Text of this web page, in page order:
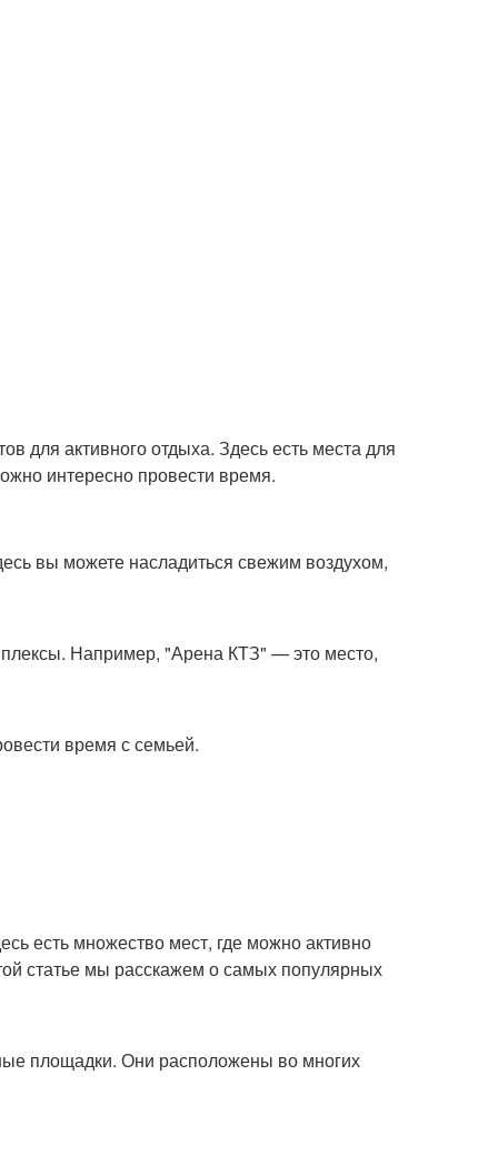
для активного отдыха. Здесь есть места для
интересно провести время.
вы можете насладиться свежим воздухом,
Например, "Арена КТЗ" — это место,
время с семьей.
есть множество мест, где можно активно
статье мы расскажем о самых популярных
площадки. Они расположены во многих